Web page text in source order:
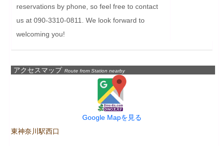
reservations by phone, so feel free to contact
us at 090-3310-0811. We look forward to
welcoming you!
アクセスマップ Route from Station nearby
Google Mapを見る
東神奈川駅西口